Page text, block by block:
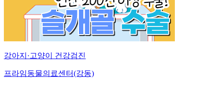
강아지·고양이 건강검진
프라임동물의료센터(강동)